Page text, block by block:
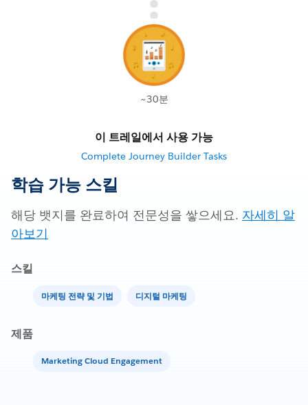
~30분
이 트레일에서 사용 가능
Complete Journey Builder Tasks
학습 가능 스킬
해당 뱃지를 완료하여 전문성을 쌓으세요. 자세히 알
아보기
스킬
마케팅 전략 및 기법 디지털 마케팅
제품
Marketing Cloud Engagement